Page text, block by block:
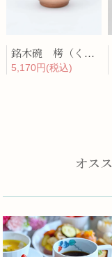
銘木碗 栲（くるみ）
5,170円(税込)